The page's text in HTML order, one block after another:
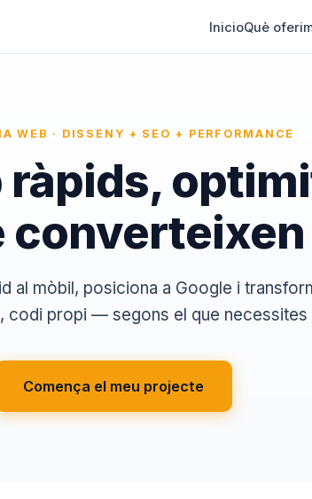
InicioQuè
WEB · DISSENY + SEO + PERFORMANCE
ràpids,
converteixen
al mòbil, posiciona a Google i
codi propi — segons el que necessites
Comença el meu projecte